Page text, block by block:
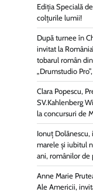
Ediția Specială
colțurile lumii!
După turnee în
invitat la
tobarul român
„Drumstudio
Clara Popescu,
SV.Kahlenberg
la concursuri de
Ionuț Dolănescu,
marele și iubitul
ani, românilor de
Anne Marie
Ale Americii,